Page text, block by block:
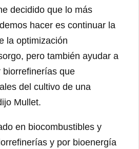
decidido que lo más
hacer es continuar la
la optimización
pero también ayudar a
biorrefinerías que
del cultivo de una
Mullet.
en biocombustibles y
y por bioenergía